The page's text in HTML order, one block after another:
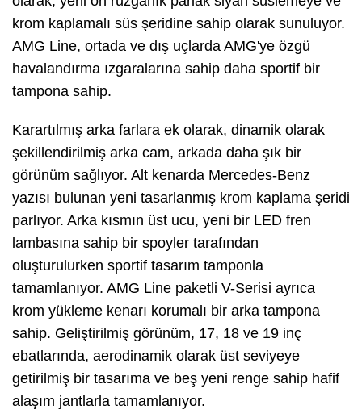
krom kaplamalı süs şeridine sahip olarak sunuluyor.
AMG Line, ortada ve dış uçlarda AMG'ye özgü
havalandırma ızgaralarına sahip daha sportif bir
tampona sahip.
Karartılmış arka farlara ek olarak, dinamik olarak
şekillendirilmiş arka cam, arkada daha şık bir
görünüm sağlıyor. Alt kenarda Mercedes-Benz
yazısı bulunan yeni tasarlanmış krom kaplama şeridi
parlıyor. Arka kısmın üst ucu, yeni bir LED fren
lambasına sahip bir spoyler tarafından
oluşturulurken sportif tasarım tamponla
tamamlanıyor. AMG Line paketli V-Serisi ayrıca
krom yükleme kenarı korumalı bir arka tampona
sahip. Geliştirilmiş görünüm, 17, 18 ve 19 inç
ebatlarında, aerodinamik olarak üst seviyeye
getirilmiş bir tasarıma ve beş yeni renge sahip hafif
alaşım jantlarla tamamlanıyor.